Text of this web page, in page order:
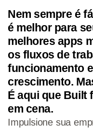
Nem sempre é
é melhor para
melhores apps
os fluxos de
funcionamento
crescimento.
É aqui que Built
em cena.
Impulsione sua